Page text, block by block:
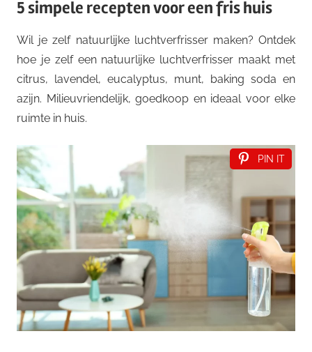
5 simpele recepten voor een fris huis
Wil je zelf natuurlijke luchtverfrisser maken? Ontdek
hoe je zelf een natuurlijke luchtverfrisser maakt met
citrus, lavendel, eucalyptus, munt, baking soda en
azijn. Milieuvriendelijk, goedkoop en ideaal voor elke
ruimte in huis.
PIN IT